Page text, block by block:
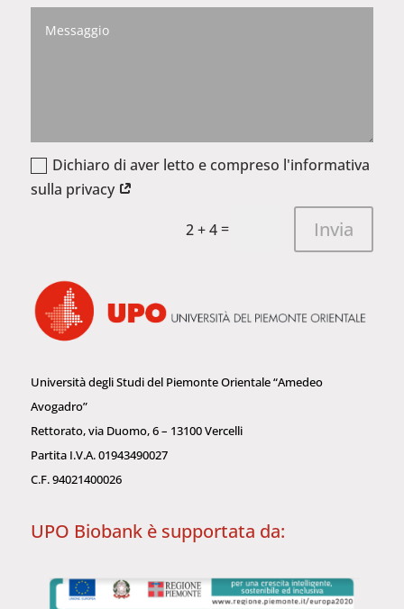
Dichiaro di aver letto e compreso l'informativa
sulla privacy
2 + 4= Invia
Università degli Studi del Piemonte Orientale “Amedeo
Avogadro”
Rettorato, via Duomo, 6 – 13100 Vercelli
Partita I.V.A. 01943490027
C.F. 94021400026
UPO Biobank è supportata da: